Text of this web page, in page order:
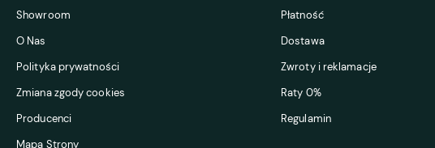
Showroom
O Nas
Polityka prywatności
Zmiana zgody cookies
Producenci
Mapa Strony
Płatność
Dostawa
Zwroty i reklamacje
Raty 0%
Regulamin